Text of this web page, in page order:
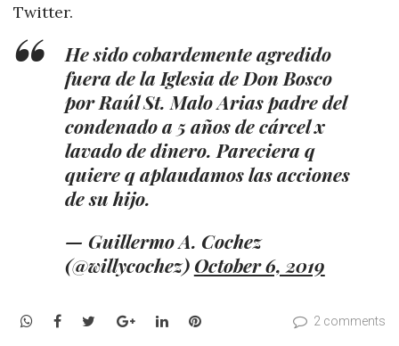
Twitter.
He sido cobardemente agredido
fuera de la Iglesia de Don Bosco
por Raúl St. Malo Arias padre del
condenado a 5 años de cárcel x
lavado de dinero. Pareciera q
quiere q aplaudamos las acciones
de su hijo.
— Guillermo A. Cochez
(@willycochez) October 6, 2019
WhatsApp
Facebook
TwitterGoogle+LinkedInPinterest 2 comments